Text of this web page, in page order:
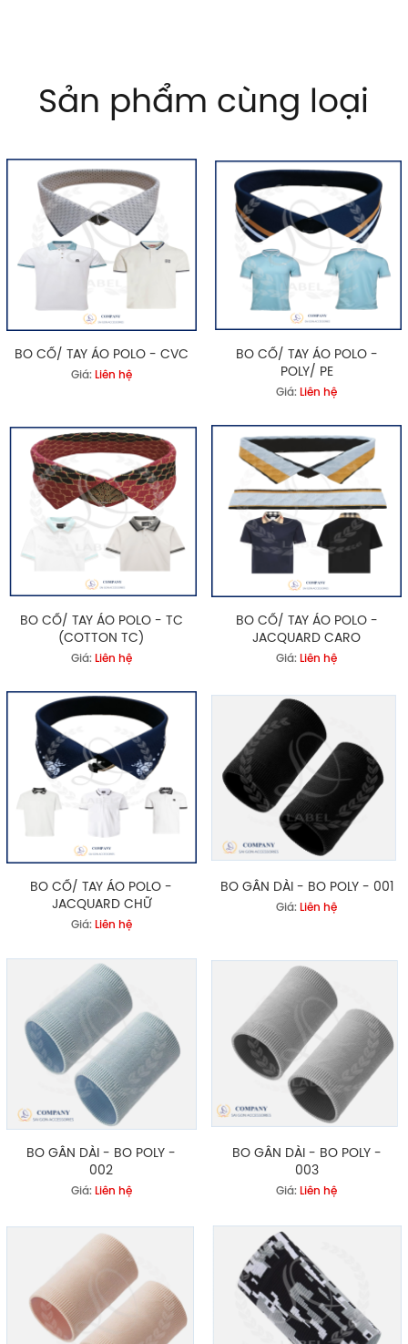
Sản phẩm cùng loại
BO CỔ/ TAY ÁO POLO - CVC
Giá: Liên hệ
BO CỔ/ TAY ÁO POLO -
POLY/ PE
Giá: Liên hệ
BO CỔ/ TAY ÁO POLO - TC
(COTTON TC)
Giá: Liên hệ
BO CỔ/ TAY ÁO POLO -
JACQUARD CARO
Giá: Liên hệ
BO CỔ/ TAY ÁO POLO -
JACQUARD CHỮ
Giá: Liên hệ
BO GÂN DÀI - BO POLY - 001
Giá: Liên hệ
BO GÂN DÀI - BO POLY -
002
Giá: Liên hệ
BO GÂN DÀI - BO POLY -
003
Giá: Liên hệ